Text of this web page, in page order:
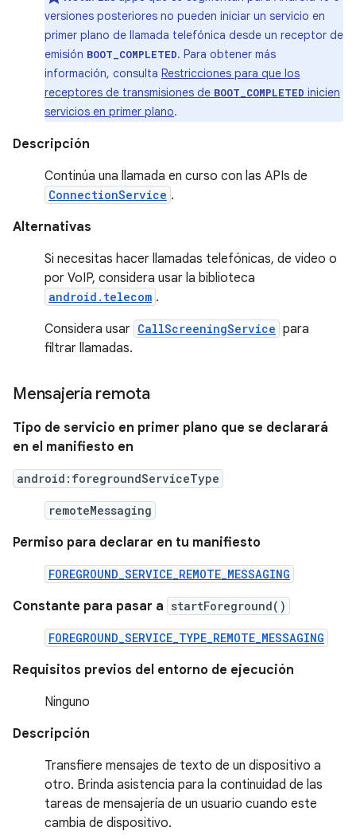
versiones posteriores no pueden iniciar un servicio en
primer plano de llamada telefónica desde un receptor de
emisión BOOT_COMPLETED. Para obtener más
información, consulta Restricciones para que los
receptores de transmisiones de BOOT_COMPLETED inicien
servicios en primer plano.
Descripción
Continúa una llamada en curso con las APIs de
ConnectionService .
Alternativas
Si necesitas hacer llamadas telefónicas, de video o
por VoIP, considera usar la biblioteca
android.telecom .
Considera usar CallScreeningService para
filtrar llamadas.
Mensajería remota
Tipo de servicio en primer plano que se declarará
en el manifiesto en
android:foregroundServiceType
remoteMessaging
Permiso para declarar en tu manifiesto
FOREGROUND_SERVICE_REMOTE_MESSAGING
Constante para pasar a startForeground()
FOREGROUND_SERVICE_TYPE_REMOTE_MESSAGING
Requisitos previos del entorno de ejecución
Ninguno
Descripción
Transfiere mensajes de texto de un dispositivo a
otro. Brinda asistencia para la continuidad de las
tareas de mensajería de un usuario cuando este
cambia de dispositivo.